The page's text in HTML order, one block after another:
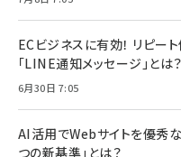
ECビジネスに有効！ リピー
「LINE通知メッセージ」とは？
6月30日 7:05
AI活用でWebサイトを優秀
つの新基準」とは？